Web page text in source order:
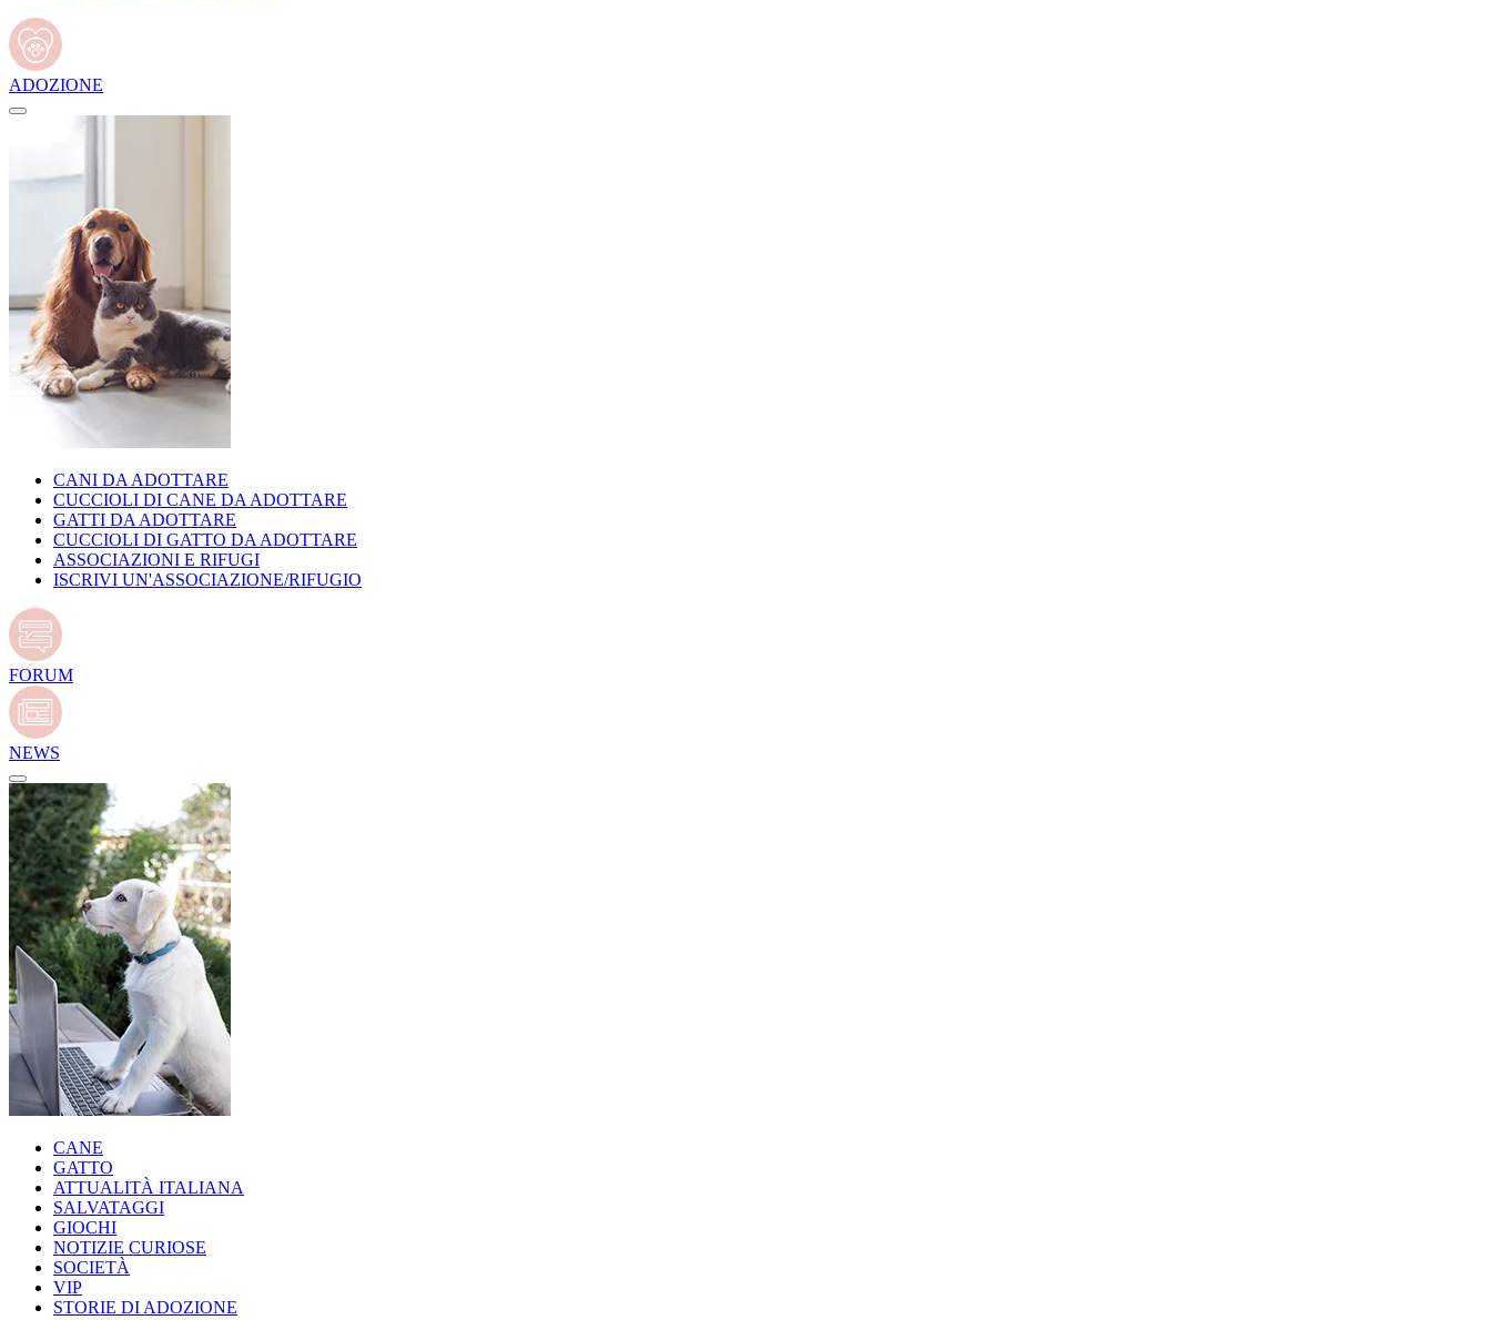
ADOZIONE
CANI DA ADOTTARE
CUCCIOLI DI CANE DA ADOTTARE
GATTI DA ADOTTARE
CUCCIOLI DI GATTO DA ADOTTARE
ASSOCIAZIONI E RIFUGI
ISCRIVI UN'ASSOCIAZIONE/RIFUGIO
FORUM
NEWS
CANE
GATTO
ATTUALITÀ ITALIANA
SALVATAGGI
GIOCHI
NOTIZIE CURIOSE
SOCIETÀ
VIP
STORIE DI ADOZIONE